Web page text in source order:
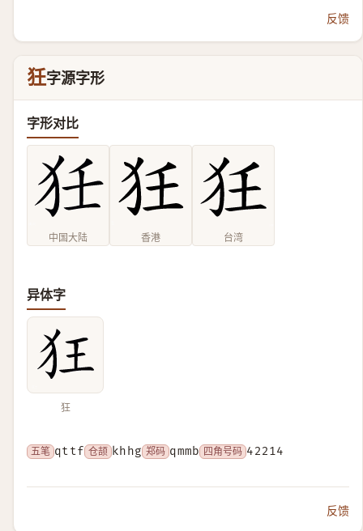
反馈
狅字源字形
字形对比
中国大陆 香港 台湾
异体字
狂
五笔 qttf 仓颉 khhg 郑码 qmmb 四角号码 42214
反馈